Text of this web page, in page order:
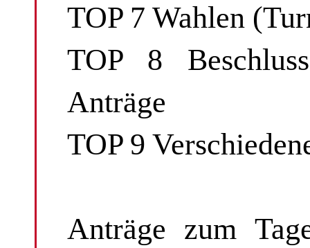
TOP 7 Wahlen
TOP 8
Anträge
TOP 9
Anträge zum